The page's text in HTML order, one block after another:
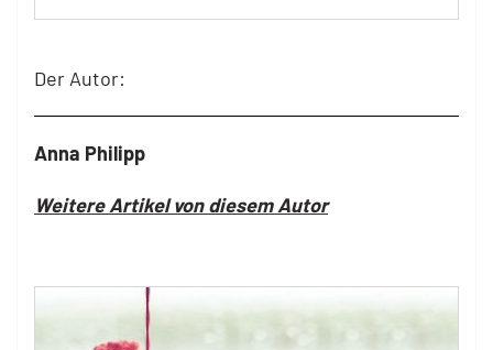
Der Autor:
Anna Philipp
Weitere Artikel von diesem Autor